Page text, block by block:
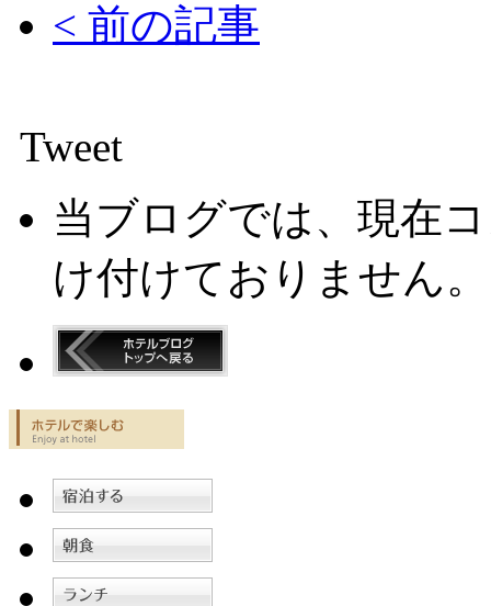
< 前の記事
Tweet
当ブログでは、現在
け付けておりません。